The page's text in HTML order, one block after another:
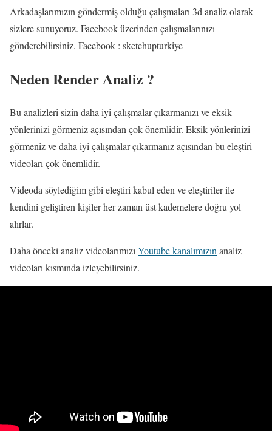
Arkadaşlarımızın göndermiş olduğu çalışmaları 3d analiz olarak
sizlere sunuyoruz. Facebook üzerinden çalışmalarınızı
gönderebilirsiniz. Facebook : sketchupturkiye
Neden Render Analiz ?
Bu analizleri sizin daha iyi çalışmalar çıkarmanızı ve eksik
yönlerinizi görmeniz açısından çok önemlidir. Eksik yönlerinizi
görmeniz ve daha iyi çalışmalar çıkarmanız açısından bu eleştiri
videoları çok önemlidir.
Videoda söylediğim gibi eleştiri kabul eden ve eleştiriler ile
kendini geliştiren kişiler her zaman üst kademelere doğru yol
alırlar.
Daha önceki analiz videolarımızı Youtube kanalımızın analiz
videoları kısmında izleyebilirsiniz.